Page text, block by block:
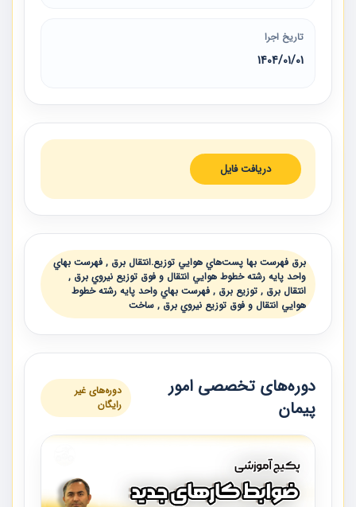
تاریخ اجرا
1404/01/01
دریافت فایل
برق فهرست بها پست‌هاي هوايي توزيع.انتقال برق , فهرست بهاي
واحد پايه رشته خطوط هوايي انتقال و فوق توزيع نيروي برق ,
انتقال برق , توزيع برق , فهرست بهاي واحد پايه رشته خطوط
هوايي انتقال و فوق توزيع نيروي برق , ساخت
دوره‌های تخصصی امور
پیمان
دوره‌های غیر
رایگان